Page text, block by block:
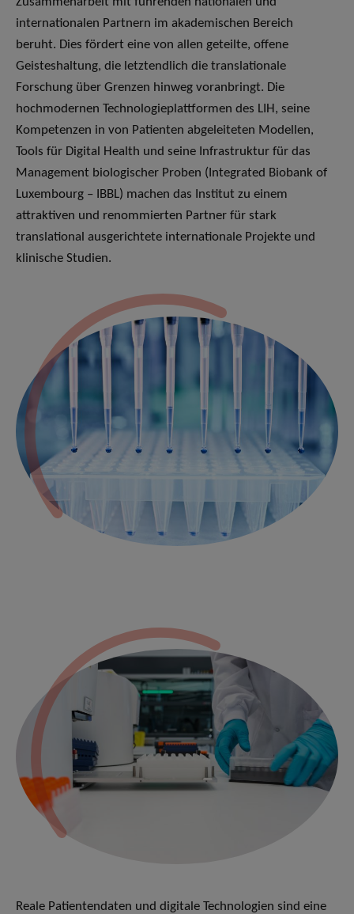
internationalen Partnern im akademischen Bereich
beruht. Dies fördert eine von allen geteilte, offene
Geisteshaltung, die letztendlich die translationale
Forschung über Grenzen hinweg voranbringt. Die
hochmodernen Technologieplattformen des LIH, seine
Kompetenzen in von Patienten abgeleiteten Modellen,
Tools für Digital Health und seine Infrastruktur für das
Management biologischer Proben (Integrated Biobank of
Luxembourg – IBBL) machen das Institut zu einem
attraktiven und renommierten Partner für stark
translational ausgerichtete internationale Projekte und
klinische Studien.
Reale Patientendaten und digitale Technologien sind eine